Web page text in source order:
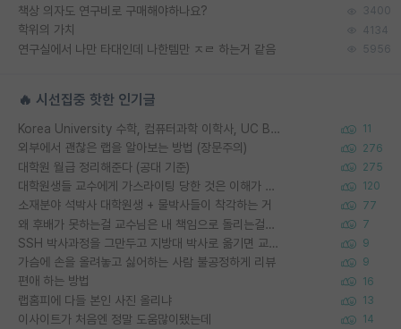
책상 의자도 연구비로 구매해야하나요? 3400
학위의 가치 4134
연구실에서 나만 타대인데 나한템만 ㅈㄹ 하는거 같음 5956
🔥 시선집중 핫한 인기글
Korea University 수학, 컴퓨터과학 이학사, UC Berkeley 산업공학 대학원 공학박사가 되는 것은 쉽지 않겠죠? 11
외부에서 괜찮은 랩을 알아보는 방법 (장문주의) 276
대학원 월급 정리해준다 (공대 기준) 275
대학원생들 교수에게 가스라이팅 당한 것은 이해가 갑니다. 안타깝네요. 120
소재분야 석박사 대학원생 + 물박사들이 착각하는 거 77
왜 후배가 못하는걸 교수님은 내 책임으로 돌리는걸까요? 7
SSH 박사과정을 그만두고 지방대 박사로 옮기면 교수의 꿈은 끝일까요? 9
가슴에 손을 올려놓고 싫어하는 사람 불공정하게 리뷰 9
편애 하는 방법 16
랩홈피에 다들 본인 사진 올리냐 13
이사이트가 처음엔 정말 도움많이됐는데 14